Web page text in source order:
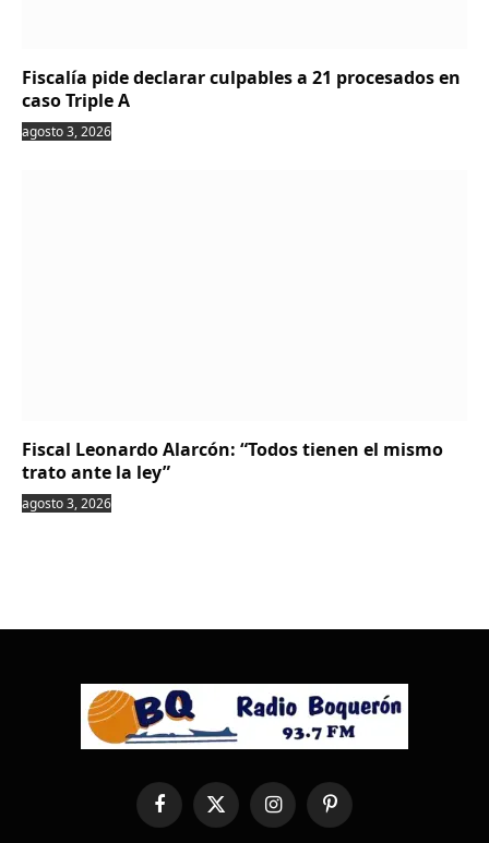
Fiscalía pide declarar culpables a 21 procesados en
caso Triple A
agosto 3, 2026
Fiscal Leonardo Alarcón: “Todos tienen el mismo
trato ante la ley”
agosto 3, 2026
FacebookX
(Twitter)
InstagramPinterest